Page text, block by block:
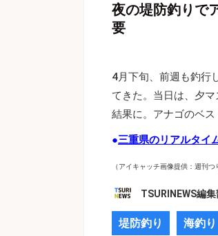
夜の堤防釣りで
要
4月下旬、前週も釣行
てきた。当日は、夕
結果に。アナゴのベス
●三重県のリアルタイ
（アイキャッチ画像提供：週刊
TSURINEWS編集
堤防釣り 海釣り